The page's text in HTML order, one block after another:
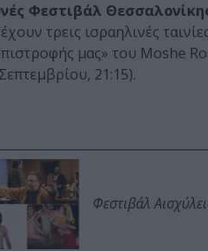
Φεστιβάλ
τρεις ισραηλινές
μας» του Moshe
21:15).
Φεστιβάλ